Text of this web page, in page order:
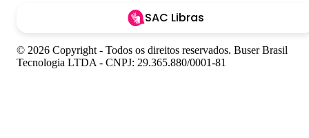
SAC Libras
© 2026 Copyright - Todos os direitos reservados. Buser Brasil
Tecnologia LTDA - CNPJ: 29.365.880/0001-81